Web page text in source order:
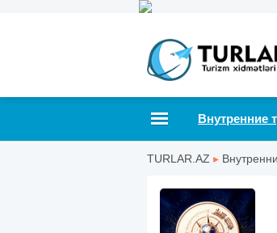
Внутренние
TURLAR.AZ ▸